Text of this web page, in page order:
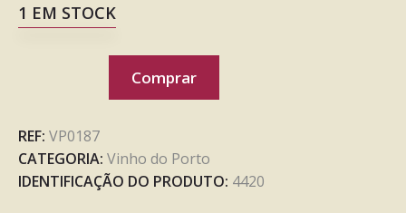
1 EM STOCK
Comprar
REF: VP0187
CATEGORIA: Vinho do Porto
IDENTIFICAÇÃO DO PRODUTO: 4420